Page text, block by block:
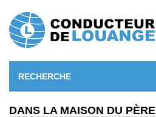
DANS LA MAISON DU PÈRE